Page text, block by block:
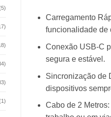
Carregamento
funcionalidade de
Conexão USB-C
segura e estável.
Sincronização de
dispositivos
Cabo de 2